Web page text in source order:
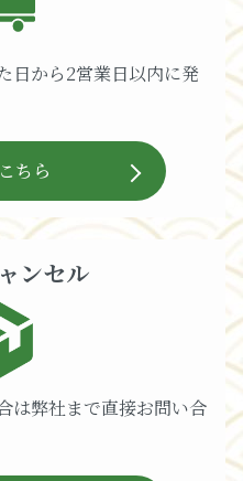
日から2営業日以内に発
ちら
ンセル
は弊社まで直接お問い合